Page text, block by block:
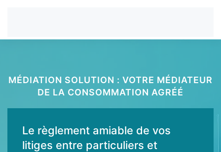
MÉDIATION SOLUTION : VOTRE MÉDIATEUR
DE LA CONSOMMATION AGRÉÉ
Le règlement amiable de vos
litiges entre particuliers et